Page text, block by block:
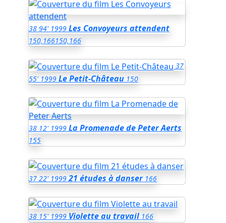
38 94' 1999 Les Convoyeurs attendent
150,166150,166
37
55' 1999 Le Petit-Château 150
38 12' 1999 La Promenade de Peter Aerts
155
37 22' 1999 21 études à danser 166
38 15' 1999 Violette au travail 166